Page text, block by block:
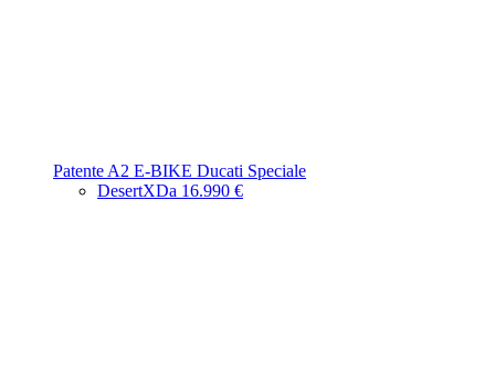
Patente A2 E-BIKE Ducati Speciale
DesertXDa 16.990 €